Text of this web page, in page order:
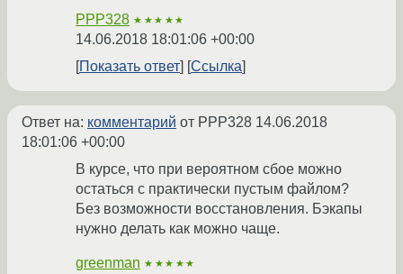
PPP328 ★★★★★
14.06.2018 18:01:06 +00:00
Показать ответ
Ссылка
Ответ на: комментарий от PPP328 14.06.2018
18:01:06 +00:00
В курсе, что при вероятном сбое можно
остаться с практически пустым файлом?
Без возможности восстановления. Бэкапы
нужно делать как можно чаще.
greenman ★★★★★